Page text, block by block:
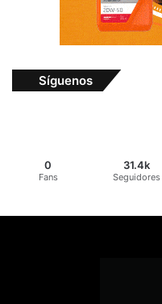
Síguenos
0
Fans
31.4k
Seguidores